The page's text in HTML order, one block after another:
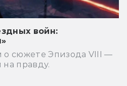
войн:
о сюжете Эпизода VIII —
правду.